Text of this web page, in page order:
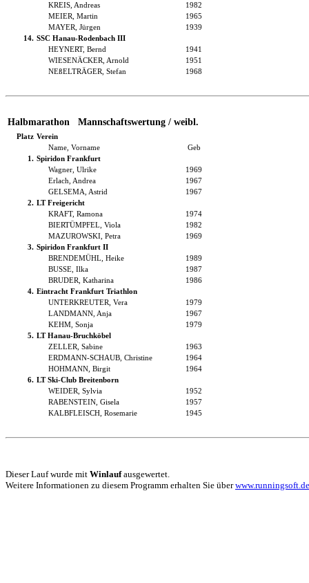
KREIS, Andreas
1982
MEIER, Martin
1965
MAYER, Jürgen
1939
14. SSC Hanau-Rodenbach III
HEYNERT, Bernd
1941
WIESENÄCKER, Arnold
1951
NEßELTRÄGER, Stefan
1968
Halbmarathon Mannschaftswertung / weibl.
Platz Verein
Name, Vorname
Geb
1. Spiridon Frankfurt
Wagner, Ulrike
1969
Erlach, Andrea
1967
GELSEMA, Astrid
1967
2. LT Freigericht
KRAFT, Ramona
1974
BIERTÜMPFEL, Viola
1982
MAZUROWSKI, Petra
1969
3. Spiridon Frankfurt II
BRENDEMÜHL, Heike
1989
BUSSE, Ilka
1987
BRUDER, Katharina
1986
4. Eintracht Frankfurt Triathlon
UNTERKREUTER, Vera
1979
LANDMANN, Anja
1967
KEHM, Sonja
1979
5. LT Hanau-Bruchköbel
ZELLER, Sabine
1963
ERDMANN-SCHAUB, Christine
1964
HOHMANN, Birgit
1964
6. LT Ski-Club Breitenborn
WEIDER, Sylvia
1952
RABENSTEIN, Gisela
1957
KALBFLEISCH, Rosemarie
1945
Dieser Lauf wurde mit Winlaufausgewertet.
Weitere Informationen zu diesem Programm erhalten Sie überwww.runningsoft.de